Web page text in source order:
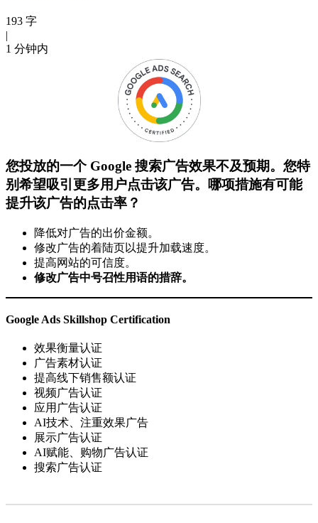
193 字
|
1 分钟内
您投放的一个 Google 搜索广告效果不及预期。您特
别希望吸引更多用户点击该广告。哪项措施有可能
提升该广告的点击率？
降低对广告的出价金额。
修改广告的着陆页以提升加载速度。
提高网站的可信度。
修改广告中号召性用语的措辞。
Google Ads Skillshop Certification
效果衡量认证
广告素材认证
提高线下销售额认证
视频广告认证
应用广告认证
AI技术、注重效果广告
展示广告认证
AI赋能、购物广告认证
搜索广告认证